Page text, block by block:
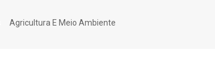
Agricultura E Meio Ambiente